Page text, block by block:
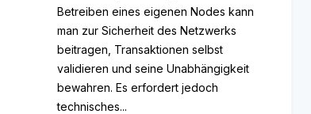
Betreiben eines eigenen Nodes kann
man zur Sicherheit des Netzwerks
beitragen, Transaktionen selbst
validieren und seine Unabhängigkeit
bewahren. Es erfordert jedoch
technisches...